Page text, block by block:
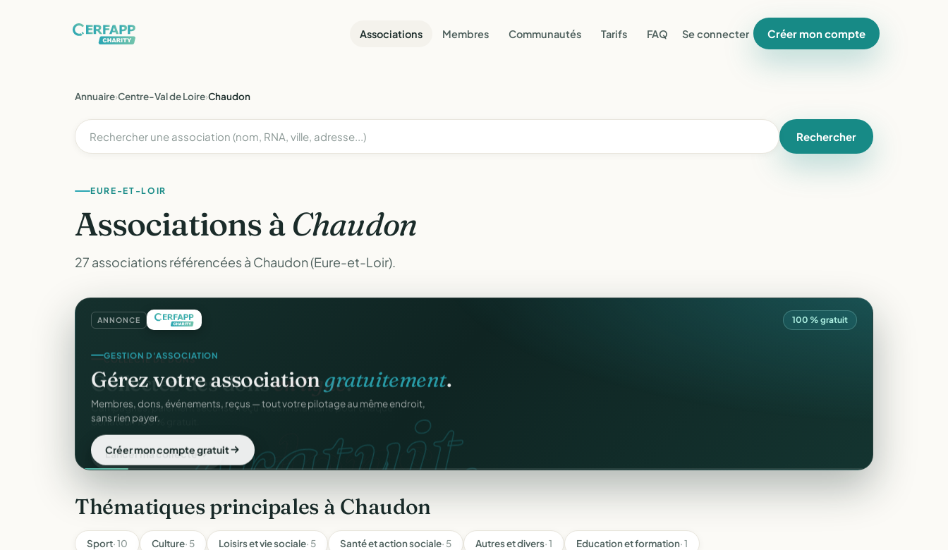
Associations Membres Communautés Tarifs FAQ Se connecter Créer mon compte
Annuaire›Centre-Val de Loire›Chaudon
Rechercher
EURE-ET-LOIR
Associations àChaudon
27 associations référencées à Chaudon (Eure-et-Loir).
ANNONCE 100 % gratuit
gratuit.
GESTION D'ASSOCIATION
Gérez votre association gratuitement.
Membres, dons, événements, reçus — tout votre pilotage au même endroit,
sans rien payer.
Créer mon compte gratuit
Thématiques principales à Chaudon
Sport· 10 Culture· 5 Loisirs et vie sociale· 5 Santé et action sociale· 5 Autres et divers· 1 Education et formation· 1